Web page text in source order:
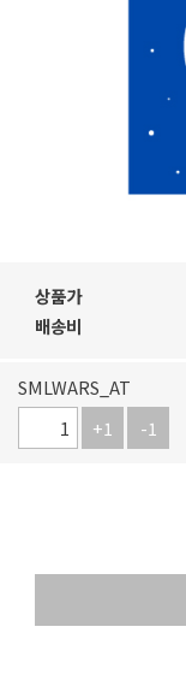
상품가
배송비
SMLWARS_AT
+1
-1